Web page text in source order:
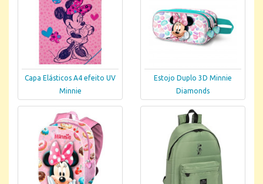
Capa Elásticos A4 efeito UV
Minnie
Estojo Duplo 3D Minnie
Diamonds